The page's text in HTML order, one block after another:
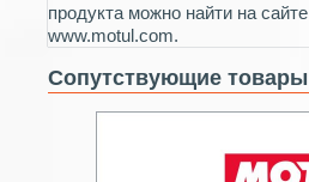
продукта можно найти на сайте
www.motul.com.
Сопутствующие товары